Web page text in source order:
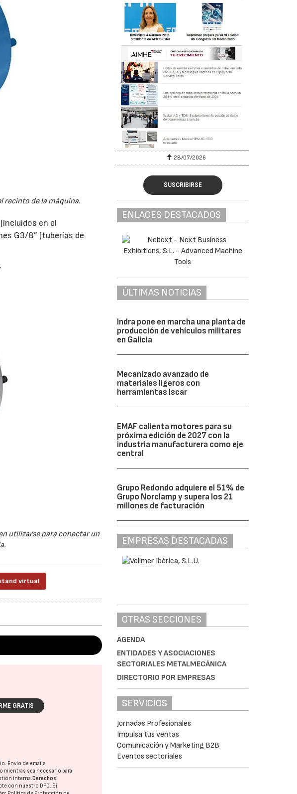
recinto de la máquina.
en el
G3/8” (tuberías de
utilizarse para conectar un
virtual
GRATIS
Envío de emails
mientras sea necesario para
interna.Derechos:
con nuestro DPD. Si
28/07/2026
SUSCRIBIRSE
ENLACES DESTACADOS
ÚLTIMAS NOTICIAS
Indra pone en marcha una planta de
producción de vehículos militares
en Galicia
Mecanizado avanzado de
materiales ligeros con
herramientas Iscar
EMAF calienta motores para su
próxima edición de 2027 con la
industria manufacturera como eje
central
Grupo Redondo adquiere el 51% de
Grupo Norclamp y supera los 21
millones de facturación
EMPRESAS DESTACADAS
OTRAS SECCIONES
AGENDA
ENTIDADES Y ASOCIACIONES
SECTORIALES METALMECÁNICA
DIRECTORIO POR EMPRESAS
SERVICIOS
Jornadas Profesionales
Impulsa tus ventas
Comunicación y Marketing B2B
Eventos sectoriales